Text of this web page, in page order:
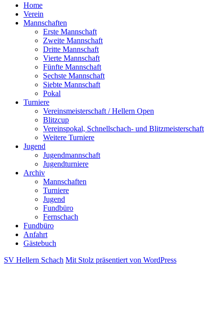
Home
Verein
Mannschaften
Erste Mannschaft
Zweite Mannschaft
Dritte Mannschaft
Vierte Mannschaft
Fünfte Mannschaft
Sechste Mannschaft
Siebte Mannschaft
Pokal
Turniere
Vereinsmeisterschaft / Hellern Open
Blitzcup
Vereinspokal, Schnellschach- und Blitzmeisterschaft
Weitere Turniere
Jugend
Jugendmannschaft
Jugendturniere
Archiv
Mannschaften
Turniere
Jugend
Fundbüro
Fernschach
Fundbüro
Anfahrt
Gästebuch
SV Hellern Schach Mit Stolz präsentiert von WordPress